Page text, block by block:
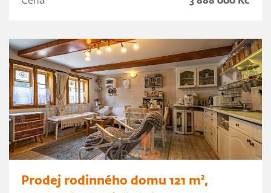
Prodej rodinného domu 121 m²,